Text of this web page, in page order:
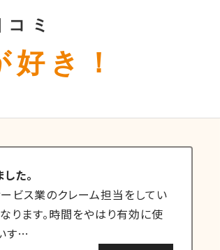
ミ
き！
た。
ビス業のクレーム担当をしてい
ります。時間をやはり有効に使
す…